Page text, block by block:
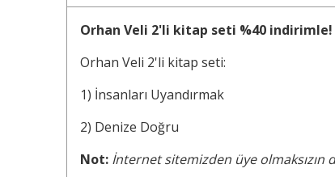
Orhan Veli 2'li kitap seti %40 indirimle!
Orhan Veli 2'li kitap seti:
1) İnsanları Uyandırmak
2) Denize Doğru
Not: İnternet sitemizden üye olmaksızın